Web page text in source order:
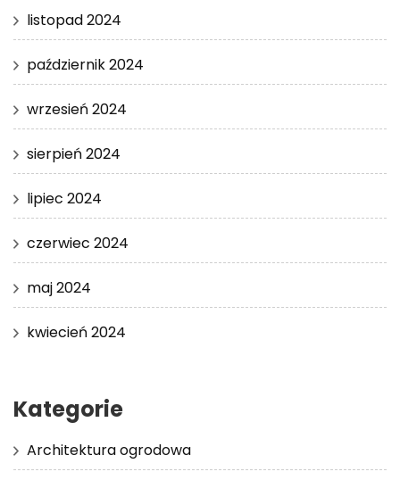
listopad 2024
październik 2024
wrzesień 2024
sierpień 2024
lipiec 2024
czerwiec 2024
maj 2024
kwiecień 2024
Kategorie
Architektura ogrodowa